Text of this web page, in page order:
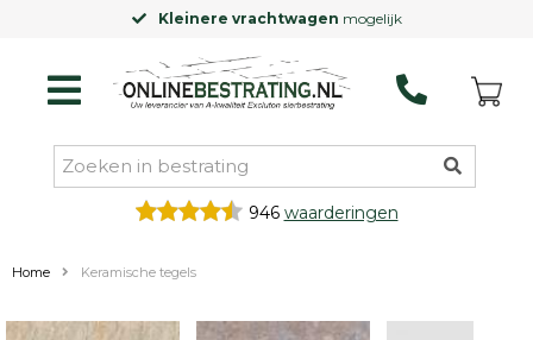
mogelijk
946 waarderingen
Home Keramische tegels